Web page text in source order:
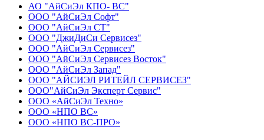
АО "АйСиЭл КПО- ВС"
ООО "АйСиЭл Софт"
ООО "АйСиЭл СТ"
ООО "ДжиДиСи Сервисез"
ООО "АйСиЭл Сервисез"
ООО "АйСиЭл Сервисез Восток"
ООО "АйСиЭл Запад"
ООО "АЙСИЭЛ РИТЕЙЛ СЕРВИСЕЗ"
ООО"АйСиЭл Эксперт Сервис"
ООО «АйСиЭл Техно»
ООО «НПО ВС»
ООО «НПО ВС-ПРО»